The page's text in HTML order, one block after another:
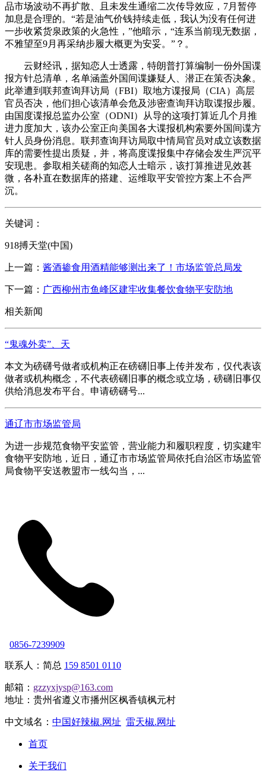
品市场波动不再扩散、且未发生通缩二次传导效应，7月暂停
加息是合理的。“若是油气价钱持续走低，我认为没有任何进
一步收紧货泉政策的火急性，”他暗示，“连系当前现无数据，
不雅望至9月再采纳步履大概更为安妥。”？。
云财经讯，据知恋人士透露，特朗普打算编制一份外国谍
报方针总清单，名单涵盖外国间谍嫌疑人、潜正在策否决象。
此举遭到联邦查询拜访局（FBI）取地方谍报局（CIA）高层
官员否决，他们担心该清单会危及涉密查询拜访取谍报步履。
由国度谍报总监办公室（ODNI）从导的这项打算近几个月推
进力度加大，该办公室正向美国各大谍报机构索要外国间谍方
针人员身份消息。联邦查询拜访局取中情局官员对成立该数据
库的需要性提出质疑，并，将高度谍报集中存储会发生严沉平
安现患。参取相关磋商的知恋人士暗示，该打算推进见效甚
微，各朴直在数据库的搭建、运维取平安管控方案上不合严
沉。
关键词：
918搏天堂(中国)
上一篇： 酱酒掺食用酒精能够测出来了！市场监管总局发
下一篇： 广西柳州市鱼峰区建牢收集餐饮食物平安防地
相关新闻
“鬼魂外卖”、天
本文为磅礴号做者或机构正在磅礴旧事上传并发布，仅代表该
做者或机构概念，不代表磅礴旧事的概念或立场，磅礴旧事仅
供给消息发布平台。申请磅礴号...
通辽市市场监管局
为进一步规范食物平安监管，营业能力和履职程度，切实建牢
食物平安防地，近日，通辽市市场监管局依托自治区市场监管
局食物平安送教盟市一线勾当，...
0856-7239909
联系人：简总 159 8501 0110
邮箱： gzzyxjysp@163.com
地址：贵州省遵义市播州区枫香镇枫元村
中文域名： 中国好辣椒.网址 雷天椒.网址
首页
关于我们